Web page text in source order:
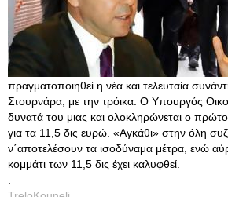
πραγματοποιηθεί η νέα και τελευταία
Στουρνάρα, με την τρόικα. Ο Υπουργός
δυνατά του μιας και ολοκληρώνεται ο
για τα 11,5 δις ευρώ. «Αγκάθι» στην όλη
ν΄αποτελέσουν τα ισοδύναμα μέτρα, ενώ
κομμάτι των 11,5 δις έχει καλυφθεί.